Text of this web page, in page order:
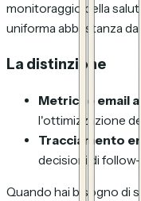
monitoraggio della
uniforma abbastanza da
La distinzione
Metriche email
l'ottimizzazione
Tracciamento
decisioni di
Quando hai bisogno di